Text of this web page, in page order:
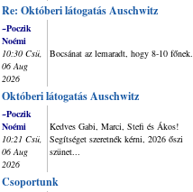
Re: Októberi látogatás Auschwitz
~Poczik
Noémi
10:30 Csü,
06 Aug
2026
Bocsánat az lemaradt, hogy 8-10 főnek.
Októberi látogatás Auschwitz
~Poczik
Noémi
10:21 Csü,
06 Aug
2026
Kedves Gabi, Marci, Stefi és Ákos!
Segítséget szeretnék kérni, 2026 őszi
szünet...
Csoportunk